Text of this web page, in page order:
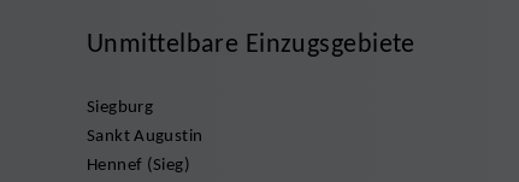
Unmittelbare Einzugsgebiete
Siegburg
Sankt Augustin
Hennef (Sieg)